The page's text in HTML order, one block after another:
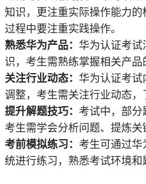
知识，更注重实际操作能力
过程中要注重实践操作。
熟悉华为产品： 华为认证考
识，考生需熟练掌握相关产品
关注行业动态： 华为认证考
调整，考生需关注行业动态，
提升解题技巧： 考试中，部分
考生需学会分析问题、提炼关
考前模拟练习： 考生可通过
统进行练习，熟悉考试环境和